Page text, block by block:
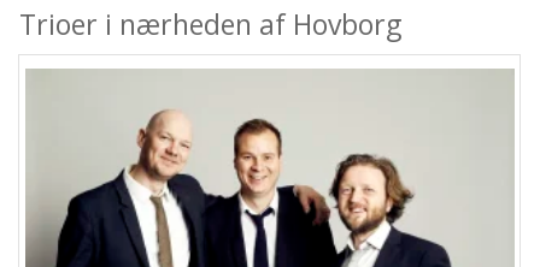
Trioer i nærheden af Hovborg